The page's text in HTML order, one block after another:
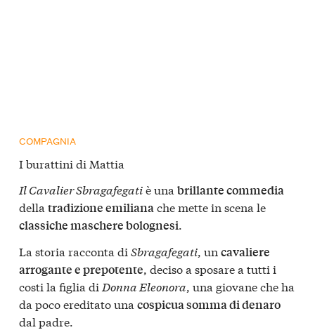
COMPAGNIA
I burattini di Mattia
Il Cavalier Sbragafegatiè una brillante commedia
della tradizione emilianache mette in scena le
classiche maschere bolognesi.
La storia racconta di Sbragafegati, un cavaliere
arrogante e prepotente, deciso a sposare a tutti i
costi la figlia di Donna Eleonora, una giovane che ha
da poco ereditato una cospicua somma di denaro
dal padre.